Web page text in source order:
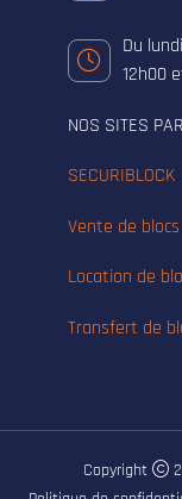
Du
12h00
NOS SITES
SECURIBLOCK
Vente de
Location de
Transfert de
Copyright